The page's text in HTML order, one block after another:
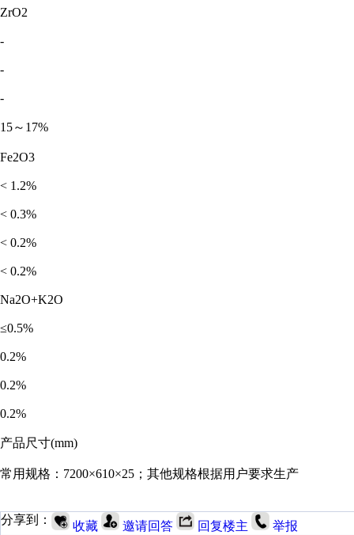
ZrO2
-
-
-
15～17%
Fe2O3
< 1.2%
< 0.3%
< 0.2%
< 0.2%
Na2O+K2O
≤0.5%
0.2%
0.2%
0.2%
产品尺寸(mm)
常用规格：7200×610×25；其他规格根据用户要求生产
分享到： 收藏 邀请回答 回复楼主 举报